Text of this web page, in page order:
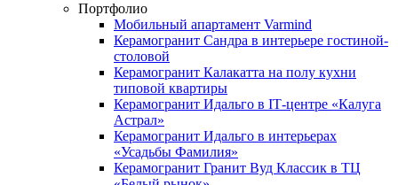
Портфолио
Мобильный апартамент Varmind
Керамогранит Сандра в интерьере гостиной-
столовой
Керамогранит Калакатта на полу кухни
типовой квартиры
Керамогранит Идальго в IТ-центре «Калуга
Астрал»
Керамогранит Идальго в интерьерах
«Усадьбы Фамилия»
Керамогранит Гранит Вуд Классик в ТЦ